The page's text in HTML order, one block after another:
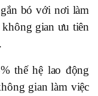
bó với nơi làm
gian ưu tiên
thế hệ lao động
gian làm việc